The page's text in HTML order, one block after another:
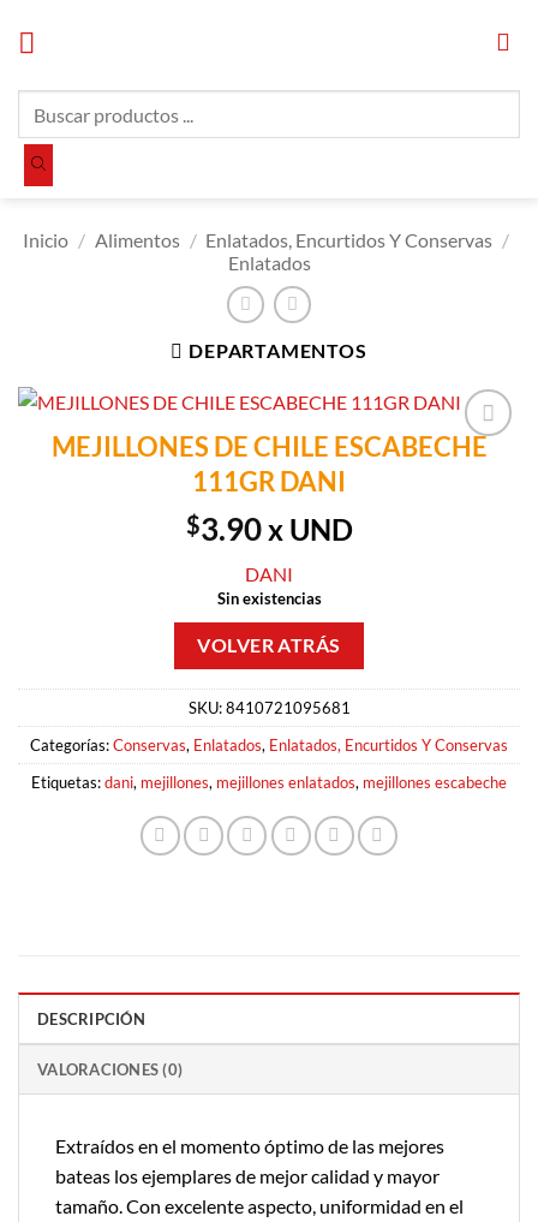
productos
Inicio / Alimentos / Enlatados, Encurtidos Y Conservas /
Enlatados
DEPARTAMENTOS
Añadir a
MEJILLONES DE CHILE ESCABECHE
111GR DANI
$3.90x UND
DANI
Sin existencias
SKU:8410721095681
Categorías:Conservas, Enlatados, Enlatados, Encurtidos Y Conservas
Etiquetas:dani, mejillones, mejillones enlatados, mejillones escabeche
DESCRIPCIÓN
VALORACIONES (0)
Extraídos en el momento óptimo de las mejores
bateas los ejemplares de mejor calidad y mayor
tamaño. Con excelente aspecto, uniformidad en el